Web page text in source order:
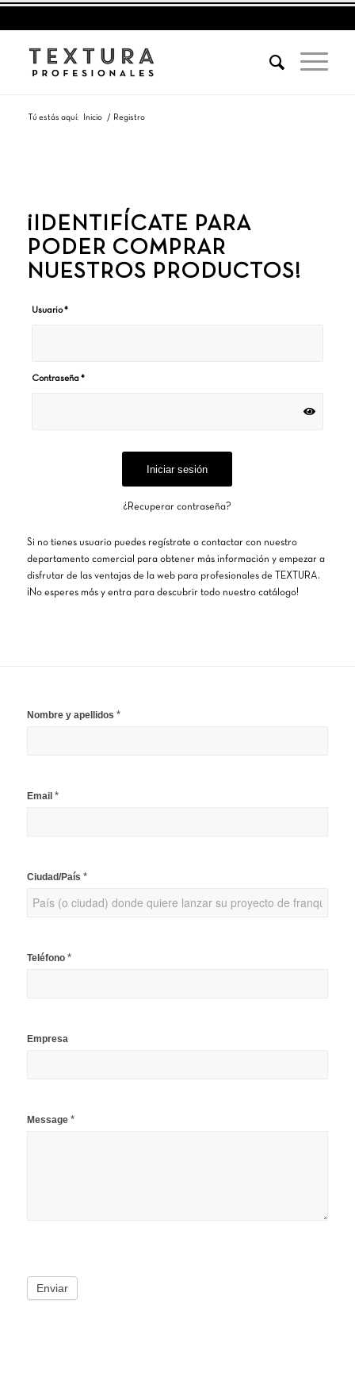
Tú estás aquí: Inicio / Registro
¡IDENTIFÍCATE PARA
PODER COMPRAR
NUESTROS PRODUCTOS!
Usuario*
Contraseña *
¿Recuperar contraseña?
Si no tienes usuario puedes regístrate o contactar con nuestro
departamento comercial para obtener más información y empezar a
disfrutar de las ventajas de la web para profesionales de TEXTURA.
¡No esperes más y entra para descubrir todo nuestro catálogo!
Candidato
Nombre y apellidos *
Email *
Ciudad/País *
Teléfono *
Empresa
Message *
Enviar